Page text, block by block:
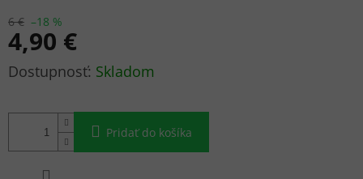
6 € –18 %
4,90 €
Jednotková
Skladom
Pridať do košíka